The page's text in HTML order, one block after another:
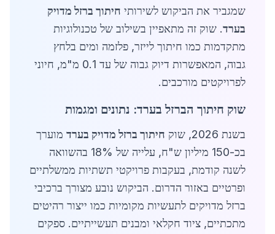
שמגביר את הביקוש לשירותי חיתוך ברזל מדויק
בערד. שוק זה מתאפיין בשילוב של טכנולוגיות
מתקדמות כמו חיתוך לייזר, פלזמה ומים בלחץ
גבוה, המאפשרות דיוק גבוה של עד 0.1 מ"מ, חיוני
לפרויקטים מורכבים.
שוק חיתוך הברזל בערד: נתונים ומגמות
בשנת 2026, שוק חיתוך ברזל מדויק בערד מוערך
בכ-150 מיליון ש"ח, עלייה של 18% בהשוואה
לשנה קודמת, בעקבות פרויקטי תשתיות ממשלתיים
ופרטיים באזור הדרום. הביקוש נובע מצורך ברכיבי
ברזל מדויקים לתעשיות מקומיות כמו ייצור רהיטים
מתכתיים, ציוד חקלאי ומבנים תעשייתיים. ספקים